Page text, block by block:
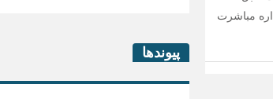
مباشرت
پیوندها